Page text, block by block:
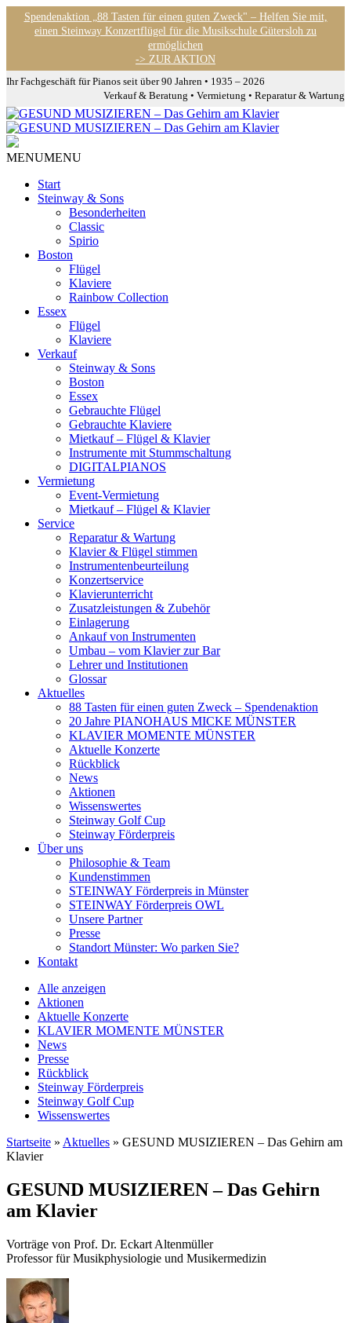
Spendenaktion „88 Tasten für einen guten Zweck" – Helfen Sie mit,
einen Steinway Konzertflügel für die Musikschule Gütersloh zu
ermöglichen
-> ZUR AKTION
Ihr Fachgeschäft für Pianos seit über 90 Jahren • 1935 – 2026
Verkauf & Beratung • Vermietung • Reparatur & Wartung
MENUMENU
Start
Steinway & Sons
Besonderheiten
Classic
Spirio
Boston
Flügel
Klaviere
Rainbow Collection
Essex
Flügel
Klaviere
Verkauf
Steinway & Sons
Boston
Essex
Gebrauchte Flügel
Gebrauchte Klaviere
Mietkauf – Flügel & Klavier
Instrumente mit Stummschaltung
DIGITALPIANOS
Vermietung
Event-Vermietung
Mietkauf – Flügel & Klavier
Service
Reparatur & Wartung
Klavier & Flügel stimmen
Instrumentenbeurteilung
Konzertservice
Klavierunterricht
Zusatzleistungen & Zubehör
Einlagerung
Ankauf von Instrumenten
Umbau – vom Klavier zur Bar
Lehrer und Institutionen
Glossar
Aktuelles
88 Tasten für einen guten Zweck – Spendenaktion
20 Jahre PIANOHAUS MICKE MÜNSTER
KLAVIER MOMENTE MÜNSTER
Aktuelle Konzerte
Rückblick
News
Aktionen
Wissenswertes
Steinway Golf Cup
Steinway Förderpreis
Über uns
Philosophie & Team
Kundenstimmen
STEINWAY Förderpreis in Münster
STEINWAY Förderpreis OWL
Unsere Partner
Presse
Standort Münster: Wo parken Sie?
Kontakt
Alle anzeigen
Aktionen
Aktuelle Konzerte
KLAVIER MOMENTE MÜNSTER
News
Presse
Rückblick
Steinway Förderpreis
Steinway Golf Cup
Wissenswertes
Startseite » Aktuelles » GESUND MUSIZIEREN – Das Gehirn am
Klavier
GESUND MUSIZIEREN – Das Gehirn
am Klavier
Vorträge von Prof. Dr. Eckart Altenmüller
Professor für Musikphysiologie und Musikermedizin